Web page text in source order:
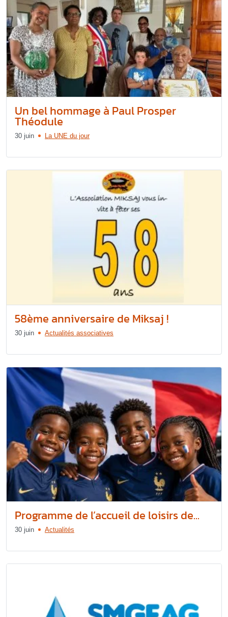
Un bel hommage à Paul Prosper
Théodule
30 juin La UNE du jour
58ème anniversaire de Miksaj !
30 juin Actualités associatives
Programme de l’accueil de loisirs de...
30 juin Actualités